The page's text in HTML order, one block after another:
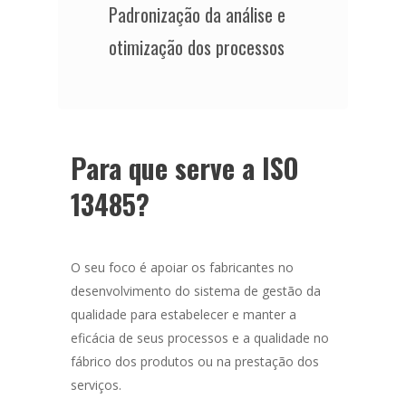
Padronização da análise e
otimização dos processos
Para que serve a ISO
13485?
O seu foco é apoiar os fabricantes no
desenvolvimento do sistema de gestão da
qualidade para estabelecer e manter a
eficácia de seus processos e a qualidade no
fábrico dos produtos ou na prestação dos
serviços.